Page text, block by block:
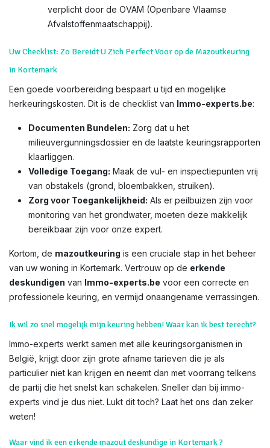
verplicht door de OVAM (Openbare Vlaamse
Afvalstoffenmaatschappij).
Uw Checklist: Zo Bereidt U Zich Perfect Voor op de Mazoutkeuring
in Kortemark
Een goede voorbereiding bespaart u tijd en mogelijke
herkeuringskosten. Dit is de checklist van Immo-experts.be:
Documenten Bundelen: Zorg dat u het
milieuvergunningsdossier en de laatste keuringsrapporten
klaarliggen.
Volledige Toegang: Maak de vul- en inspectiepunten vrij
van obstakels (grond, bloembakken, struiken).
Zorg voor Toegankelijkheid: Als er peilbuizen zijn voor
monitoring van het grondwater, moeten deze makkelijk
bereikbaar zijn voor onze expert.
Kortom, de mazoutkeuring is een cruciale stap in het beheer
van uw woning in Kortemark. Vertrouw op de erkende
deskundigen van Immo-experts.be voor een correcte en
professionele keuring, en vermijd onaangename verrassingen.
Ik wil zo snel mogelijk mijn keuring hebben! Waar kan ik best terecht?
Immo-experts werkt samen met alle keuringsorganismen in
België, krijgt door zijn grote afname tarieven die je als
particulier niet kan krijgen en neemt dan met voorrang telkens
de partij die het snelst kan schakelen. Sneller dan bij immo-
experts vind je dus niet. Lukt dit toch? Laat het ons dan zeker
weten!
Waar vind ik een erkende mazout deskundige in Kortemark ?